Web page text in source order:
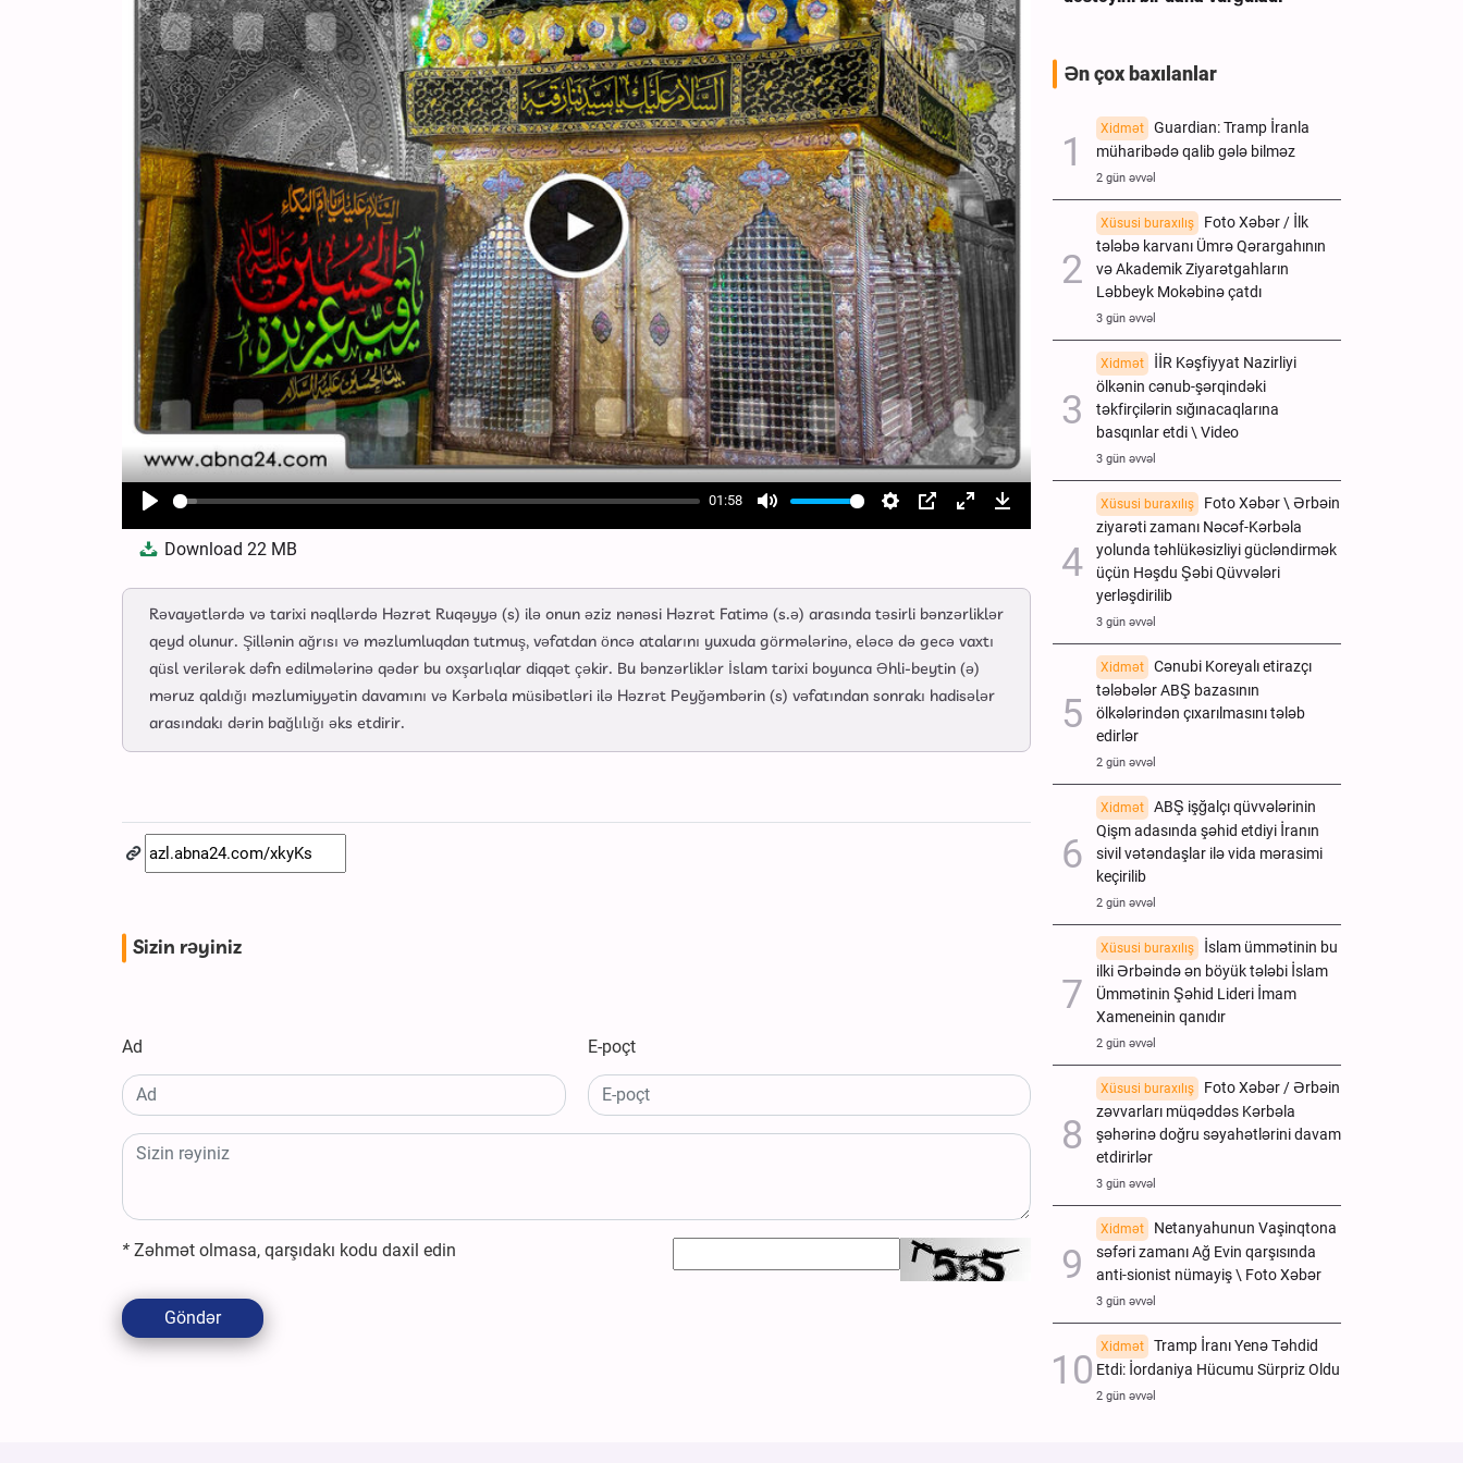
Play
01:58
Mute Settings
PIP EnterDownload
Download22 MB
Rəvayətlərdə və tarixi nəqllərdə Həzrət Ruqəyyə (s) ilə onun əziz nənəsi Həzrət Fatimə (s.ə) arasında təsirli bənzərliklər
qeyd olunur. Şillənin ağrısı və məzlumluqdan tutmuş, vəfatdan öncə atalarını yuxuda görmələrinə, eləcə də gecə vaxtı
qüsl verilərək dəfn edilmələrinə qədər bu oxşarlıqlar diqqət çəkir. Bu bənzərliklər İslam tarixi boyunca Əhli-beytin (ə)
məruz qaldığı məzlumiyyətin davamını və Kərbəla müsibətləri ilə Həzrət Peyğəmbərin (s) vəfatından sonrakı hadisələr
arasındakı dərin bağlılığı əks etdirir.
Sizin rəyiniz
Ad E-poçt
* Zəhmət olmasa, qarşıdakı kodu daxil edin
Göndər
Ən çox baxılanlar
Xidmət
Guardian: Tramp İranla
müharibədə qalib gələ bilməz
2 gün əvvəl
Xüsusi buraxılış
Foto Xəbər / İlk
tələbə karvanı Ümrə Qərargahının
və Akademik Ziyarətgahların
Ləbbeyk Mokəbinə çatdı
3 gün əvvəl
Xidmət
İİR Kəşfiyyat Nazirliyi
ölkənin cənub-şərqindəki
təkfirçilərin sığınacaqlarına
basqınlar etdi \ Video
3 gün əvvəl
Xüsusi buraxılış
Foto Xəbər \ Ərbəin
ziyarəti zamanı Nəcəf-Kərbəla
yolunda təhlükəsizliyi gücləndirmək
üçün Həşdu Şəbi Qüvvələri
yerləşdirilib
3 gün əvvəl
Xidmət
Cənubi Koreyalı etirazçı
tələbələr ABŞ bazasının
ölkələrindən çıxarılmasını tələb
edirlər
2 gün əvvəl
Xidmət
ABŞ işğalçı qüvvələrinin
Qişm adasında şəhid etdiyi İranın
sivil vətəndaşlar ilə vida mərasimi
keçirilib
2 gün əvvəl
Xüsusi buraxılış
İslam ümmətinin bu
ilki Ərbəində ən böyük tələbi İslam
Ümmətinin Şəhid Lideri İmam
Xameneinin qanıdır
2 gün əvvəl
Xüsusi buraxılış
Foto Xəbər / Ərbəin
zəvvarları müqəddəs Kərbəla
şəhərinə doğru səyahətlərini davam
etdirirlər
3 gün əvvəl
Xidmət
Netanyahunun Vaşinqtona
səfəri zamanı Ağ Evin qarşısında
anti-sionist nümayiş \ Foto Xəbər
3 gün əvvəl
Xidmət
Tramp İranı Yenə Təhdid
Etdi: İordaniya Hücumu Sürpriz Oldu
2 gün əvvəl